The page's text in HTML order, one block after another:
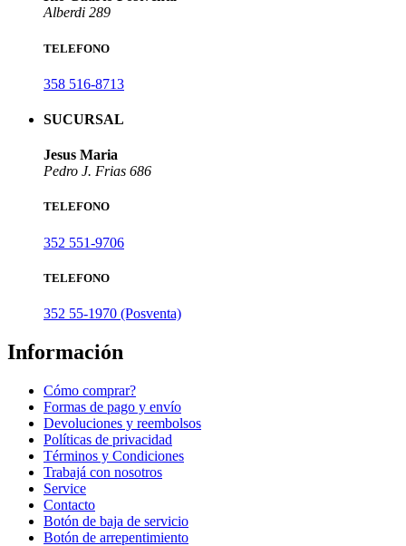
Alberdi 289
TELEFONO
358 516-8713
SUCURSAL
Jesus Maria
Pedro J. Frias 686
TELEFONO
352 551-9706
TELEFONO
352 55-1970 (Posventa)
Información
Cómo comprar?
Formas de pago y envío
Devoluciones y reembolsos
Políticas de privacidad
Términos y Condiciones
Trabajá con nosotros
Service
Contacto
Botón de baja de servicio
Botón de arrepentimiento